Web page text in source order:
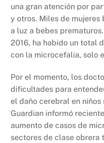
una gran atención por
y otros. Miles de
a luz a bebes
2016, ha habido un total
con la microcefalia, solo
Por el momento, los
dificultades para
el daño cerebral en
Guardian informó
aumento de casos de
sectores de clase obrera